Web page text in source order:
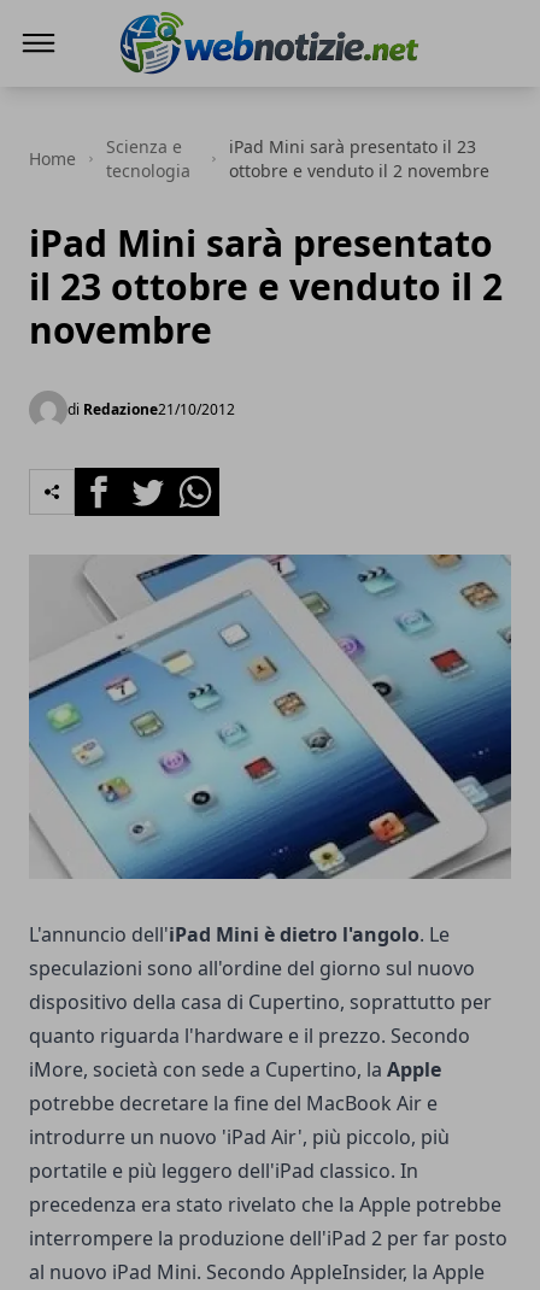
Home
Scienza e
tecnologia
iPad Mini sarà presentato il 23
ottobre e venduto il 2 novembre
iPad Mini sarà presentato
il 23 ottobre e venduto il 2
novembre
di Redazione21/10/2012
FacebookTwitterWhatsapp
L'annuncio dell'iPad Mini è dietro l'angolo. Le
speculazioni sono all'ordine del giorno sul nuovo
dispositivo della casa di Cupertino, soprattutto per
quanto riguarda l'hardware e il prezzo. Secondo
iMore, società con sede a Cupertino, la Apple
potrebbe decretare la fine del MacBook Air e
introdurre un nuovo 'iPad Air', più piccolo, più
portatile e più leggero dell'iPad classico. In
precedenza era stato rivelato che la Apple potrebbe
interrompere la produzione dell'iPad 2 per far posto
al nuovo iPad Mini. Secondo AppleInsider, la Apple